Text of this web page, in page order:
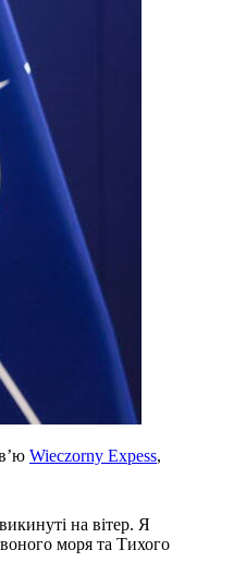
Wieczorny Expess,
на вітер. Я
моря та Тихого